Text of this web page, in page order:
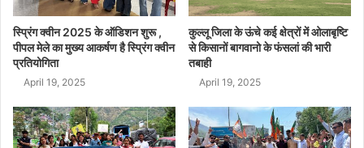
स्प्रिंग क्वीन 2025 के ऑडिशन शुरू ,
पीपल मेले का मुख्य आकर्षण है स्प्रिंग क्वीन
प्रतियोगिता
April 19, 2025
कुल्लू जिला के ऊंचे कई क्षेत्रों में ओलाबृष्टि
से किसानों बागवानो के फंसलां की भारी
तबाही
April 19, 2025